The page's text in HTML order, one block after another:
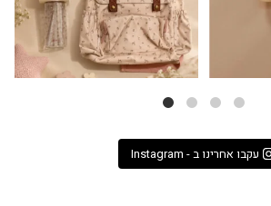
עקבו אחרינו ב - Instagram